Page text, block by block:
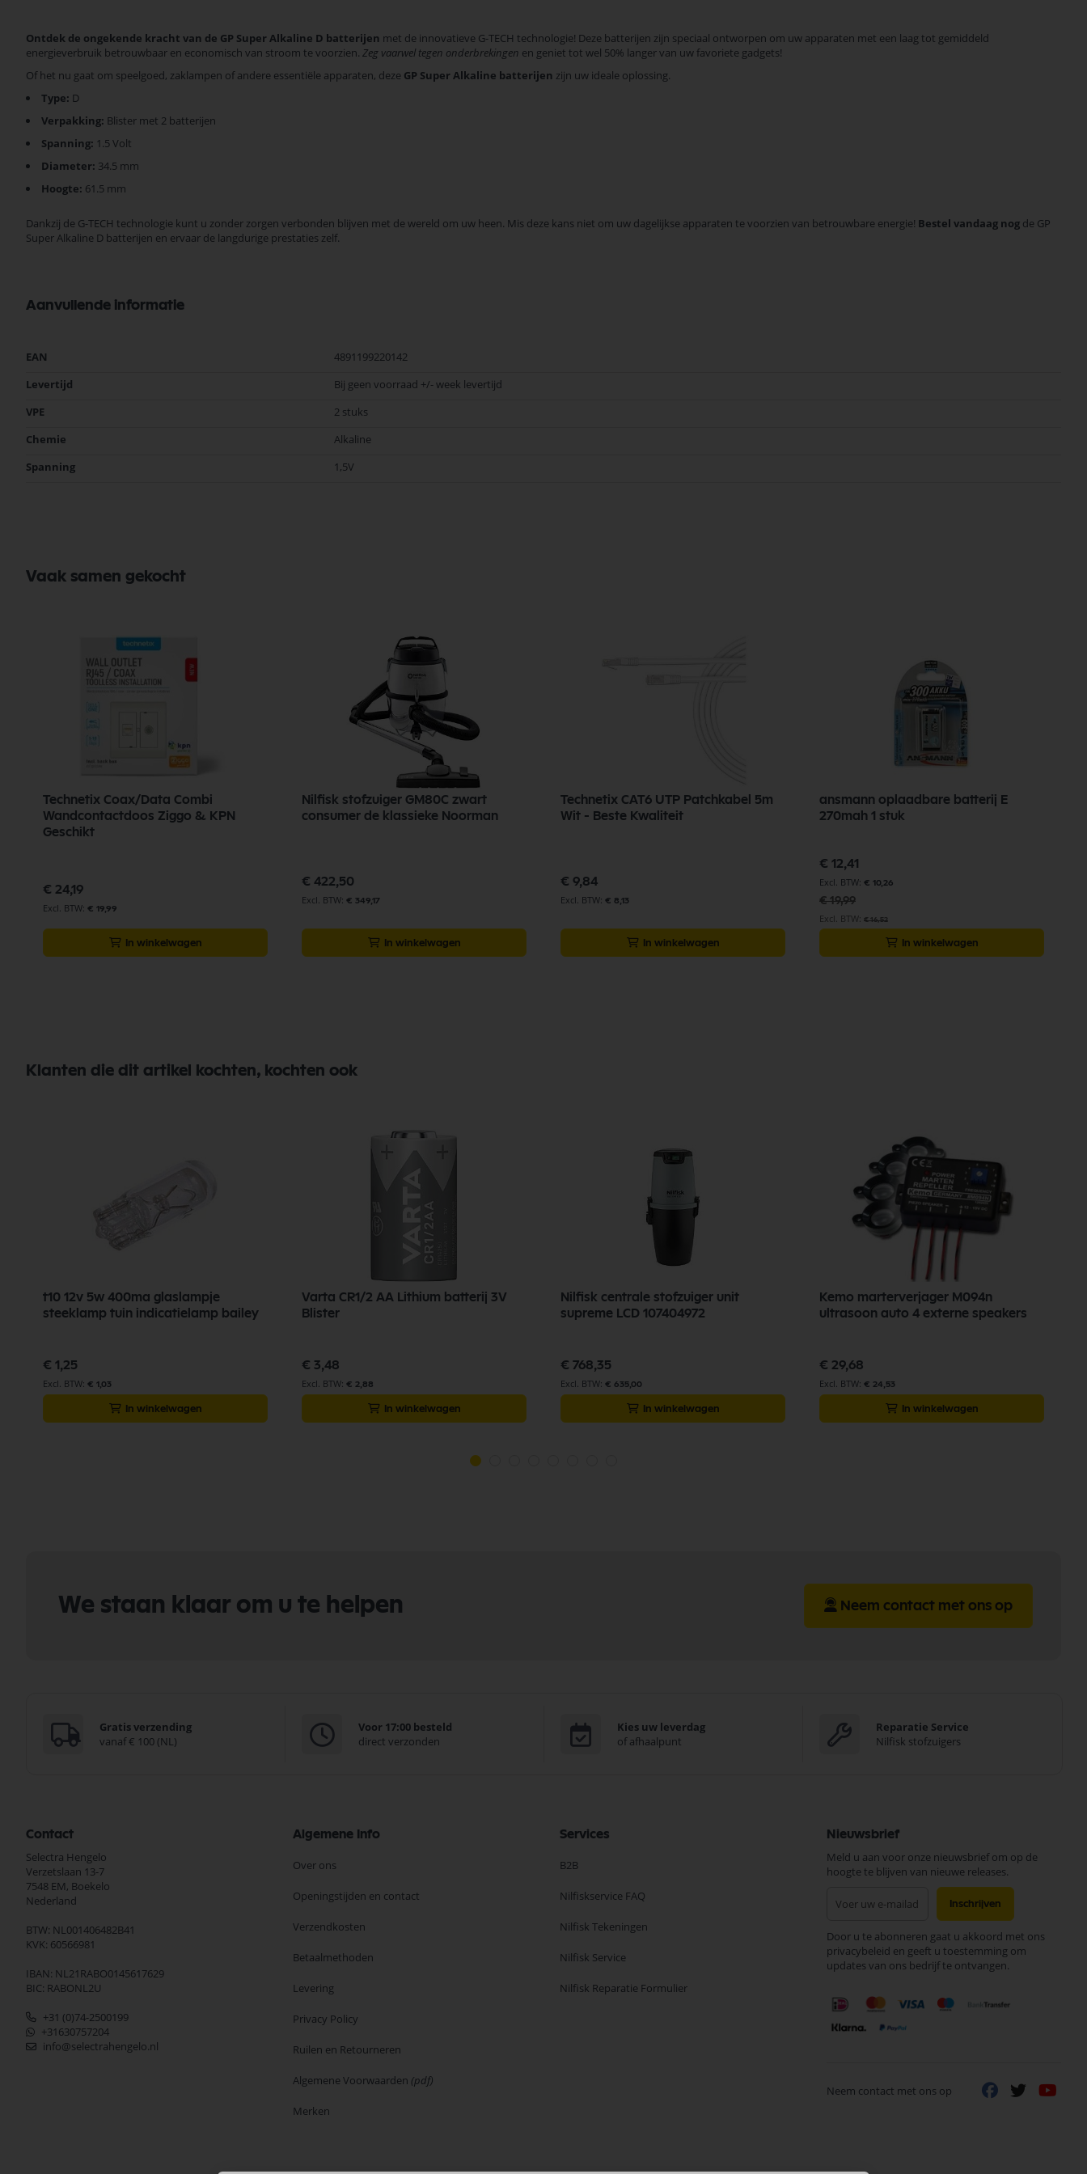
Ontdek de ongekende kracht van de GP Super Alkaline D batterijen met de innovatieve G-TECH technologie! Deze batterijen zijn speciaal ontworpen om uw apparaten met een laag tot gemiddeld
energieverbruik betrouwbaar en economisch van stroom te voorzien. Zeg vaarwel tegen onderbrekingen en geniet tot wel 50% langer van uw favoriete gadgets!
Of het nu gaat om speelgoed, zaklampen of andere essentiële apparaten, deze GP Super Alkaline batterijen zijn uw ideale oplossing.
Type: D
Verpakking: Blister met 2 batterijen
Spanning: 1.5 Volt
Diameter: 34.5 mm
Hoogte: 61.5 mm
Dankzij de G-TECH technologie kunt u zonder zorgen verbonden blijven met de wereld om uw heen. Mis deze kans niet om uw dagelijkse apparaten te voorzien van betrouwbare energie! Bestel vandaag nog de GP
Super Alkaline D batterijen en ervaar de langdurige prestaties zelf.
Aanvullende informatie
Meer
EAN
4891199220142
Levertijd
Bij geen voorraad +/- week levertijd
VPE
2 stuks
Chemie
Alkaline
Spanning
1,5V
Vaak samen gekocht
Technetix Coax/Data Combi
Wandcontactdoos Ziggo & KPN
Geschikt
€ 24,19
€ 19,99
In winkelwagen
Nilfisk stofzuiger GM80C zwart
consumer de klassieke Noorman
€ 422,50
€ 349,17
In winkelwagen
Technetix CAT6 UTP Patchkabel 5m
Wit - Beste Kwaliteit
€ 9,84
€ 8,13
In winkelwagen
ansmann oplaadbare batterij E
270mah 1 stuk
Speciale
prijs
€ 12,41
€ 10,26
€ 19,99
€ 16,52
In winkelwagen
Klanten die dit artikel kochten, kochten ook
t10 12v 5w 400ma glaslampje
steeklamp tuin indicatielamp bailey
€ 1,25
€ 1,03
In winkelwagen
Varta CR1/2 AA Lithium batterij 3V
Blister
€ 3,48
€ 2,88
In winkelwagen
Nilfisk centrale stofzuiger unit
supreme LCD 107404972
€ 768,35
€ 635,00
In winkelwagen
Kemo marterverjager M094n
ultrasoon auto 4 externe speakers
€ 29,68
€ 24,53
In winkelwagen
We staan klaar om u te helpen Neem contact met ons op
Gratis verzending
vanaf € 100 (NL)
Voor 17:00 besteld
direct verzonden
Kies uw leverdag
of afhaalpunt
Reparatie Service
Nilfisk stofzuigers
Contact
Selectra Hengelo
Verzetslaan 13-7
7548 EM, Boekelo
Nederland
BTW: NL001406482B41
KVK: 60566981
IBAN: NL21RABO0145617629
BIC: RABONL2U
+31 (0)74-2500199
+31630757204
info@selectrahengelo.nl
Algemene Info
Over ons
Openingstijden en contact
Verzendkosten
Betaalmethoden
Levering
Privacy Policy
Ruilen en Retourneren
Algemene Voorwaarden (pdf)
Merken
Services
B2B
Nilfiskservice FAQ
Nilfisk Tekeningen
Nilfisk Service
Nilfisk Reparatie Formulier
Nieuwsbrief
Meld u aan voor onze nieuwsbrief om op de
hoogte te blijven van nieuwe releases.
onze
nieuwsbrief
Inschrijven
Door u te abonneren gaat u akkoord met ons
privacybeleid en geeft u toestemming om
updates van ons bedrijf te ontvangen.
Neem contact met ons op